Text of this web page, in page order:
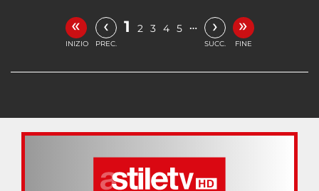
«
INIZIO
‹
PREC.
1 2 3 4 5 … ›
SUCC.
»
FINE